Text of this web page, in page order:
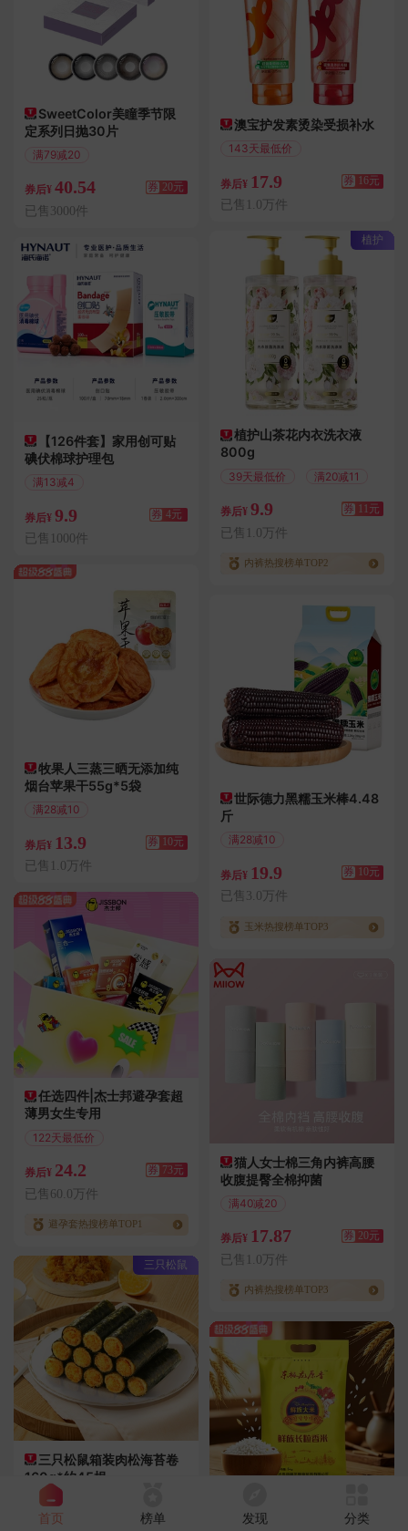
SweetColor美瞳季节限
定系列日抛30片
满79减20
券后¥ 40.54 券 20元
已售3000件
【126件套】家用创可贴
碘伏棉球护理包
满13减4
券后¥ 9.9 券 4元
已售1000件
牧果人三蒸三晒无添加纯
烟台苹果干55g*5袋
满28减10
券后¥ 13.9 券 10元
已售1.0万件
任选四件|杰士邦避孕套超
薄男女生专用
122天最低价
券后¥ 24.2 券 73元
已售60.0万件
避孕套热搜榜单TOP1
三只松鼠
三只松鼠箱装肉松海苔卷
160g*约45根
历史新低
澳宝护发素烫染受损补水
143天最低价
券后¥ 17.9 券 16元
已售1.0万件
植护
植护山茶花内衣洗衣液
800g
39天最低价 满20减11
券后¥ 9.9 券 11元
已售1.0万件
内裤热搜榜单TOP2
世际德力黑糯玉米棒4.48
斤
满28减10
券后¥ 19.9 券 10元
已售3.0万件
玉米热搜榜单TOP3
猫人女士棉三角内裤高腰
收腹提臀全棉抑菌
满40减20
券后¥ 17.87 券 20元
已售1.0万件
内裤热搜榜单TOP3
东极龙东北圆粒大米长粒
首页 榜单 发现 分类